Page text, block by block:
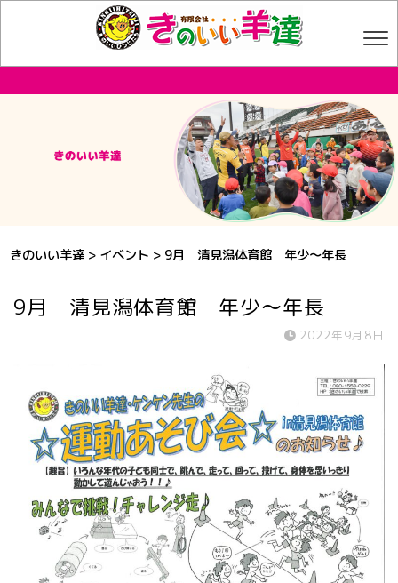
きのいい羊達 > イベント > 9月 清見潟体育館 年少～年長
9月 清見潟体育館 年少～年長
2022年9月8日